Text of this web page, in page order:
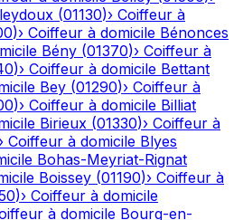
(01130)› Coiffeur à
)› Coiffeur à domicile Bénonces
Bény (01370)› Coiffeur à
)› Coiffeur à domicile Bettant
Bey (01290)› Coiffeur à
)› Coiffeur à domicile Billiat
Birieux (01330)› Coiffeur à
› Coiffeur à domicile Blyes
Bohas-Meyriat-Rignat
Boissey (01190)› Coiffeur à
)› Coiffeur à domicile
à domicile Bourg-en-